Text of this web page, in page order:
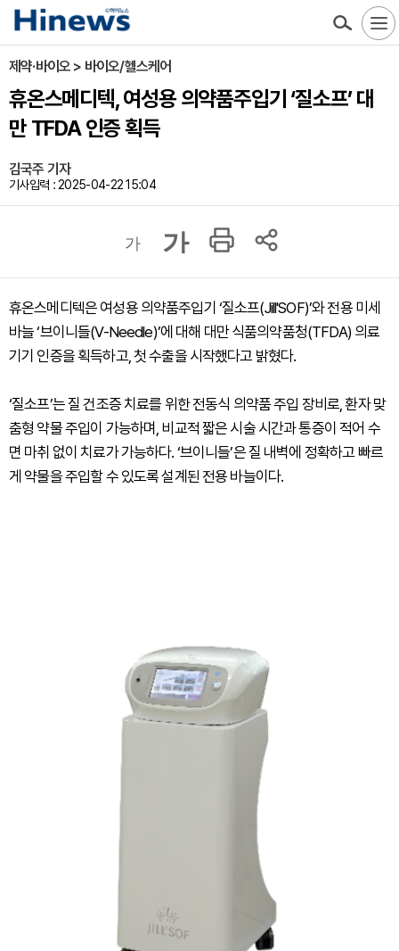
제약·바이오 > 바이오/헬스케어
휴온스메디텍, 여성용 의약품주입기 ‘질소프’ 대
만 TFDA 인증 획득
김국주 기자
기사입력 : 2025-04-22 15:04
가 가
휴온스메디텍은 여성용 의약품주입기 ‘질소프(Jill'SOF)’와 전용 미세
바늘 ‘브이니들(V-Needle)’에 대해 대만 식품의약품청(TFDA) 의료
기기 인증을 획득하고, 첫 수출을 시작했다고 밝혔다.
‘질소프’는 질 건조증 치료를 위한 전동식 의약품 주입 장비로, 환자 맞
춤형 약물 주입이 가능하며, 비교적 짧은 시술 시간과 통증이 적어 수
면 마취 없이 치료가 가능하다. ‘브이니들’은 질 내벽에 정확하고 빠르
게 약물을 주입할 수 있도록 설계된 전용 바늘이다.